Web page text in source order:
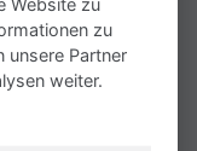
zu
unsere Partner
weiter.